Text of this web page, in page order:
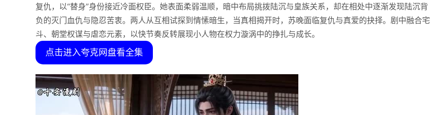
复仇，以“替身”身份接近冷面权臣。她表面柔弱温顺，暗中布局挑拨陆沉与皇族关系，却在相处中逐渐发现陆沉背
负的灭门血仇与隐忍苦衷。两人从互相试探到情愫暗生，当真相揭开时，苏晚面临复仇与真爱的抉择。剧中融合宅
斗、朝堂权谋与虐恋元素，以快节奏反转展现小人物在权力漩涡中的挣扎与成长。
点击进入夸克网盘看全集